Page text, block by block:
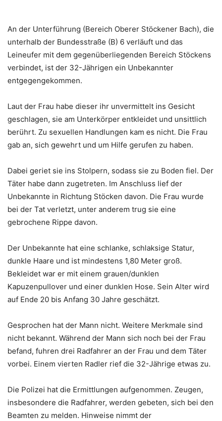
An der Unterführung (Bereich Oberer Stöckener Bach), die
unterhalb der Bundesstraße (B) 6 verläuft und das
Leineufer mit dem gegenüberliegenden Bereich Stöckens
verbindet, ist der 32-Jährigen ein Unbekannter
entgegengekommen.
Laut der Frau habe dieser ihr unvermittelt ins Gesicht
geschlagen, sie am Unterkörper entkleidet und unsittlich
berührt. Zu sexuellen Handlungen kam es nicht. Die Frau
gab an, sich gewehrt und um Hilfe gerufen zu haben.
Dabei geriet sie ins Stolpern, sodass sie zu Boden fiel. Der
Täter habe dann zugetreten. Im Anschluss lief der
Unbekannte in Richtung Stöcken davon. Die Frau wurde
bei der Tat verletzt, unter anderem trug sie eine
gebrochene Rippe davon.
Der Unbekannte hat eine schlanke, schlaksige Statur,
dunkle Haare und ist mindestens 1,80 Meter groß.
Bekleidet war er mit einem grauen/dunklen
Kapuzenpullover und einer dunklen Hose. Sein Alter wird
auf Ende 20 bis Anfang 30 Jahre geschätzt.
Gesprochen hat der Mann nicht. Weitere Merkmale sind
nicht bekannt. Während der Mann sich noch bei der Frau
befand, fuhren drei Radfahrer an der Frau und dem Täter
vorbei. Einem vierten Radler rief die 32-Jährige etwas zu.
Die Polizei hat die Ermittlungen aufgenommen. Zeugen,
insbesondere die Radfahrer, werden gebeten, sich bei den
Beamten zu melden. Hinweise nimmt der